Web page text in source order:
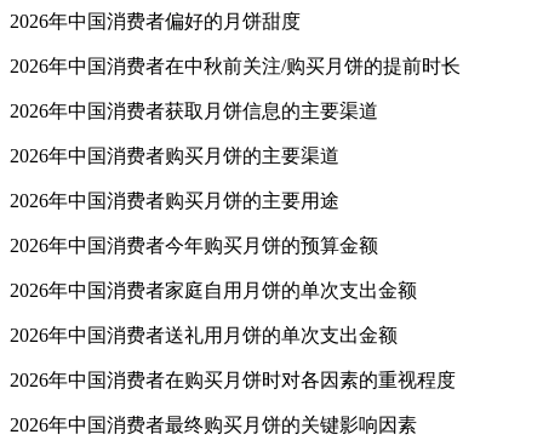
2026年中国消费者偏好的月饼甜度
2026年中国消费者在中秋前关注/购买月饼的提前时长
2026年中国消费者获取月饼信息的主要渠道
2026年中国消费者购买月饼的主要渠道
2026年中国消费者购买月饼的主要用途
2026年中国消费者今年购买月饼的预算金额
2026年中国消费者家庭自用月饼的单次支出金额
2026年中国消费者送礼用月饼的单次支出金额
2026年中国消费者在购买月饼时对各因素的重视程度
2026年中国消费者最终购买月饼的关键影响因素